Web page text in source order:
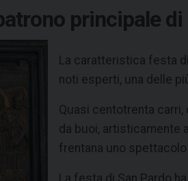
principale
La caratteristica festa
noti esperti, una delle
Quasi centotrenta carri,
da buoi, artisticamente
frentana uno